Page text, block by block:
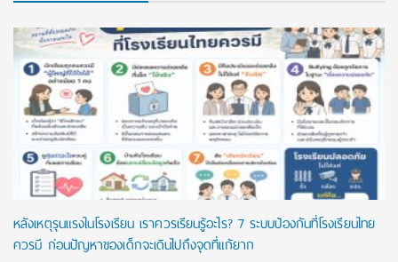
หลังเหตุรุนแรงในโรงเรียน เราควรเรียนรู้อะไร? 7 ระบบป้องกันที่โรงเรียนไทย
ควรมี ก่อนปัญหาของเด็กจะเดินไปถึงจุดที่แก้ยาก